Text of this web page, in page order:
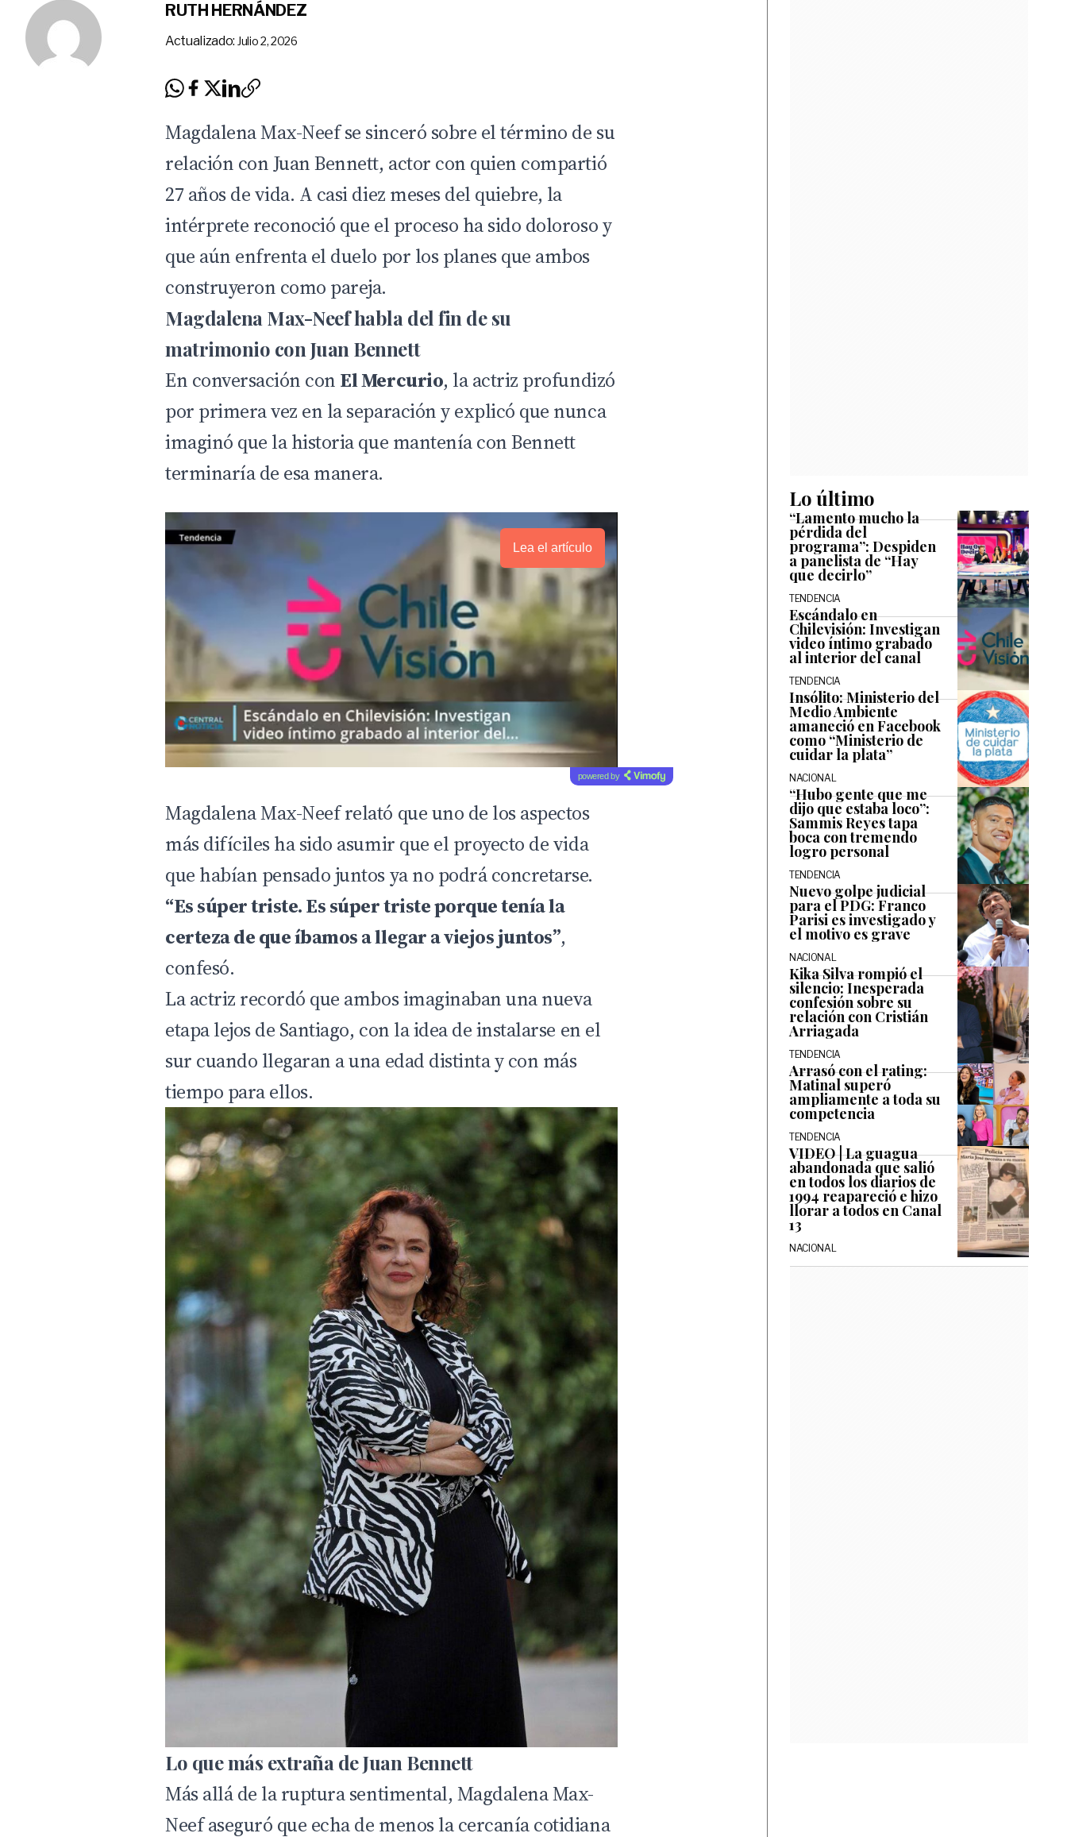
RUTH HERNÁNDEZ
Actualizado: Julio 2, 2026
Magdalena Max-Neef se sinceró sobre el término de su
relación con Juan Bennett, actor con quien compartió
27 años de vida. A casi diez meses del quiebre, la
intérprete reconoció que el proceso ha sido doloroso y
que aún enfrenta el duelo por los planes que ambos
construyeron como pareja.
Magdalena Max-Neef habla del fin de su
matrimonio con Juan Bennett
En conversación con El Mercurio, la actriz profundizó
por primera vez en la separación y explicó que nunca
imaginó que la historia que mantenía con Bennett
terminaría de esa manera.
Lea el artículo
powered by
Magdalena Max-Neef relató que uno de los aspectos
más difíciles ha sido asumir que el proyecto de vida
que habían pensado juntos ya no podrá concretarse.
“Es súper triste. Es súper triste porque tenía la
certeza de que íbamos a llegar a viejos juntos”,
confesó.
La actriz recordó que ambos imaginaban una nueva
etapa lejos de Santiago, con la idea de instalarse en el
sur cuando llegaran a una edad distinta y con más
tiempo para ellos.
Lo que más extraña de Juan Bennett
Más allá de la ruptura sentimental, Magdalena Max-
Neef aseguró que echa de menos la cercanía cotidiana
Lo último
“Lamento mucho la
pérdida del
programa”: Despiden
a panelista de “Hay
que decirlo”
TENDENCIA
Escándalo en
Chilevisión: Investigan
video íntimo grabado
al interior del canal
TENDENCIA
Insólito: Ministerio del
Medio Ambiente
amaneció en Facebook
como “Ministerio de
cuidar la plata”
NACIONAL
“Hubo gente que me
dijo que estaba loco”:
Sammis Reyes tapa
boca con tremendo
logro personal
TENDENCIA
Nuevo golpe judicial
para el PDG: Franco
Parisi es investigado y
el motivo es grave
NACIONAL
Kika Silva rompió el
silencio: Inesperada
confesión sobre su
relación con Cristián
Arriagada
TENDENCIA
Arrasó con el rating:
Matinal superó
ampliamente a toda su
competencia
TENDENCIA
VIDEO | La guagua
abandonada que salió
en todos los diarios de
1994 reapareció e hizo
llorar a todos en Canal
13
NACIONAL